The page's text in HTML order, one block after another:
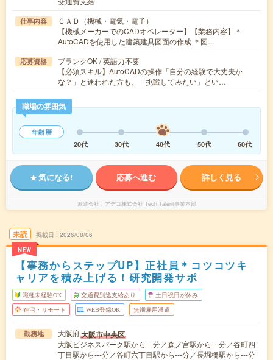
仕事内容
ＣＡＤ（機械・電気・電子）
【機械メーカーでのCADオペレーター】【業務内容】＊
AutoCADを使用した建築建具図面の作成 ＊図…
応募資格
ブランクOK / 英語力不要
【必須スキル】AutoCADの操作「自分の経験で大丈夫か
な？」と迷われた方も、「挑戦してみたい」とい…
職場の雰囲気
年齢層
20代
30代 40代 50代 60代
気になる! 応募へ進む 詳しく見る
派遣会社 アデコ株式会社 Tech Talent事業本部
未読
NEW
掲載日 2026/08/06
【事務からステップUP】正社員＊コツコツキ
ャリアを積み上げる！研究開発サポ
職種未経験OK 交通費別途支給あり 土日祝日が休み
在宅・リモート WEB登録OK 無期雇用派遣
勤務地 大阪府大阪市中央区
大阪ビジネスパーク駅から---分／森ノ宮駅から---分／谷町四
丁目駅から---分／谷町六丁目駅から---分／長堀橋駅から---分